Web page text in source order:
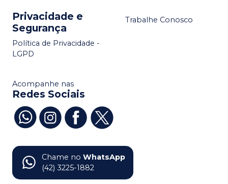
Privacidade e
Segurança
Política de Privacidade -
LGPD
Trabalhe Conosco
Acompanhe nas
Redes Sociais
Chame no WhatsApp
(42) 3225-1882